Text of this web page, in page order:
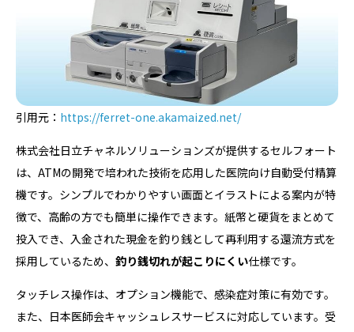
引用元： https://ferret-one.akamaized.net/
株式会社日立チャネルソリューションズが提供するセルフォート
は、ATMの開発で培われた技術を応用した医院向け自動受付精算
機です。シンプルでわかりやすい画面とイラストによる案内が特
徴で、高齢の方でも簡単に操作できます。紙幣と硬貨をまとめて
投入でき、入金された現金を釣り銭として再利用する還流方式を
採用しているため、 釣り銭切れが起こりにくい仕様です。
タッチレス操作は、オプション機能で、感染症対策に有効です。
また、日本医師会キャッシュレスサービスに対応しています。受